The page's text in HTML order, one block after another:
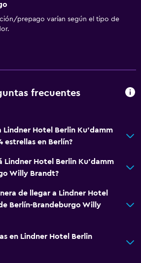
prepago varían según el tipo de
frecuentes
Lindner Hotel Berlin Ku'damm
estrellas en Berlín?
Lindner Hotel Berlin Ku'damm
Willy Brandt?
de llegar a Lindner Hotel
Berlín-Brandeburgo Willy
en Lindner Hotel Berlin